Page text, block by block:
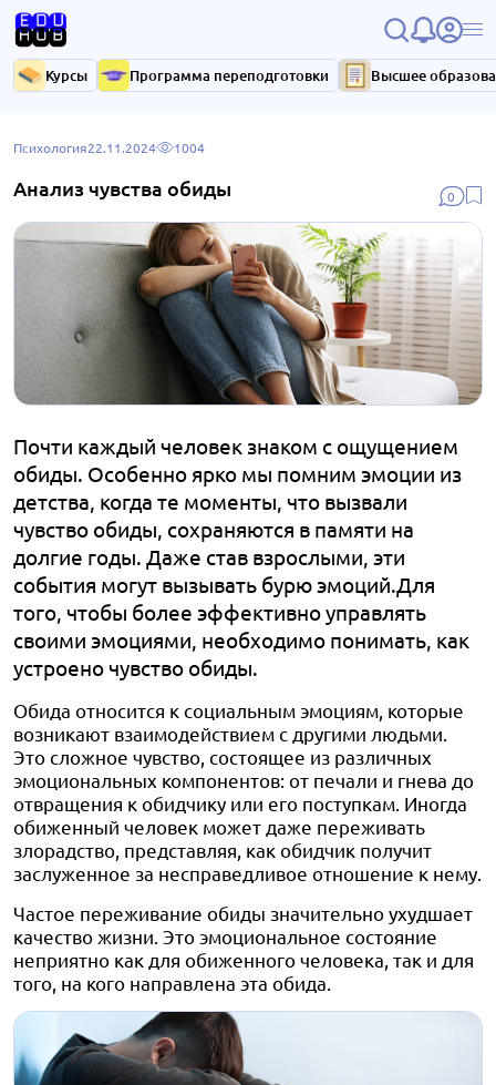
Курсы Программа переподготовки Высшее
0
Психология22.11.2024 1004
Анализ чувства обиды
Почти каждый человек знаком с ощущением
обиды. Особенно ярко мы помним эмоции из
детства, когда те моменты, что вызвали
чувство обиды, сохраняются в памяти на
долгие годы. Даже став взрослыми, эти
события могут вызывать бурю эмоций.Для
того, чтобы более эффективно управлять
своими эмоциями, необходимо понимать, как
устроено чувство обиды.
Обида относится к социальным эмоциям, которые
возникают взаимодействием с другими людьми.
Это сложное чувство, состоящее из различных
эмоциональных компонентов: от печали и гнева до
отвращения к обидчику или его поступкам. Иногда
обиженный человек может даже переживать
злорадство, представляя, как обидчик получит
заслуженное за несправедливое отношение к нему.
Частое переживание обиды значительно ухудшает
качество жизни. Это эмоциональное состояние
неприятно как для обиженного человека, так и для
того, на кого направлена эта обида.